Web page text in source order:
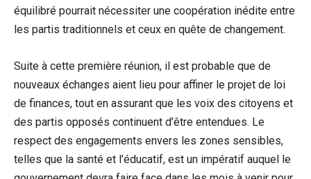
équilibré pourrait nécessiter une coopération inédite entre
les partis traditionnels et ceux en quête de changement.
Suite à cette première réunion, il est probable que de
nouveaux échanges aient lieu pour affiner le projet de loi
de finances, tout en assurant que les voix des citoyens et
des partis opposés continuent d’être entendues. Le
respect des engagements envers les zones sensibles,
telles que la santé et l’éducatif, est un impératif auquel le